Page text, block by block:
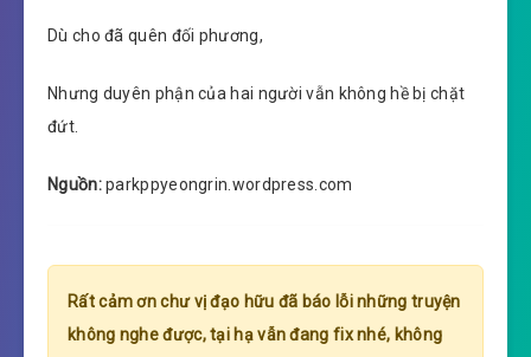
Dù cho đã quên đối phương,
Nhưng duyên phận của hai người vẫn không hề bị chặt
đứt.
Nguồn:parkppyeongrin.wordpress.com
Rất cảm ơn chư vị đạo hữu đã báo lỗi những truyện
không nghe được, tại hạ vẫn đang fix nhé, không